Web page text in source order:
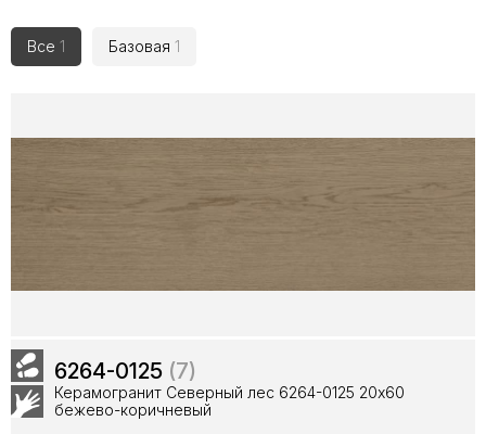
Все 1 Базовая 1
6264-0125 (7)
Керамогранит Северный лес 6264-0125 20х60
бежево-коричневый